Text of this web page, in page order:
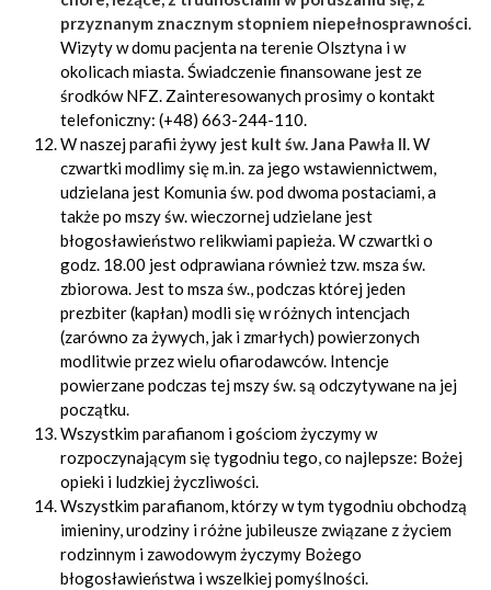
przyznanym znacznym stopniem niepełnosprawności.
Wizyty w domu pacjenta na terenie Olsztyna i w
okolicach miasta. Świadczenie finansowane jest ze
środków NFZ. Zainteresowanych prosimy o kontakt
telefoniczny: (+48) 663-244-110.
W naszej parafii żywy jest kult św. Jana Pawła II. W
czwartki modlimy się m.in. za jego wstawiennictwem,
udzielana jest Komunia św. pod dwoma postaciami, a
także po mszy św. wieczornej udzielane jest
błogosławieństwo relikwiami papieża. W czwartki o
godz. 18.00 jest odprawiana również tzw. msza św.
zbiorowa. Jest to msza św., podczas której jeden
prezbiter (kapłan) modli się w różnych intencjach
(zarówno za żywych, jak i zmarłych) powierzonych
modlitwie przez wielu ofiarodawców. Intencje
powierzane podczas tej mszy św. są odczytywane na jej
początku.
Wszystkim parafianom i gościom życzymy w
rozpoczynającym się tygodniu tego, co najlepsze: Bożej
opieki i ludzkiej życzliwości.
Wszystkim parafianom, którzy w tym tygodniu obchodzą
imieniny, urodziny i różne jubileusze związane z życiem
rodzinnym i zawodowym życzymy Bożego
błogosławieństwa i wszelkiej pomyślności.